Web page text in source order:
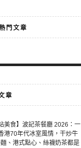
門文章
章
美食】波記茶餐廳 2026：一
港70年代冰室風情，干炒牛
、港式點心、絲襪奶茶都是